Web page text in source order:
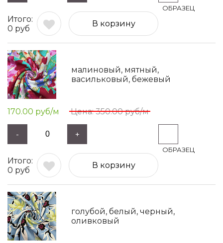
0 руб
В корзину
малиновый, мятный,
васильковый, бежевый
170.00 руб/м 350.00руб/м
- +
0 руб
В корзину
голубой, белый, черный,
оливковый